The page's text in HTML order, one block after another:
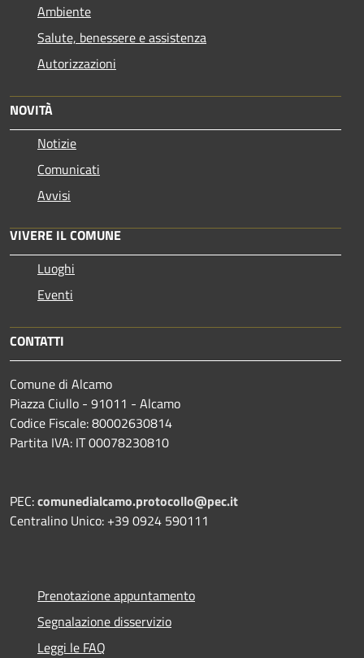
Ambiente
Salute, benessere e assistenza
Autorizzazioni
NOVITÀ
Notizie
Comunicati
Avvisi
VIVERE IL COMUNE
Luoghi
Eventi
CONTATTI
Comune di Alcamo
Piazza Ciullo - 91011 - Alcamo
Codice Fiscale: 80002630814
Partita IVA: IT 00078230810
PEC:comunedialcamo.protocollo@pec.it
Centralino Unico: +39 0924 590111
Prenotazione appuntamento
Segnalazione disservizio
Leggi le FAQ